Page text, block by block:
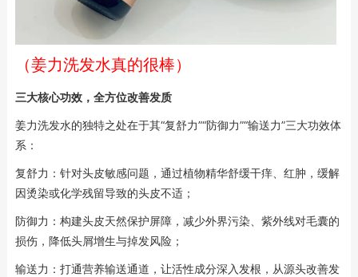
（姜力洗发水真的很棒）
三大核心功效，全方位改善发质
姜力洗发水的独特之处在于其“复舒力”“防御力”“输送力”三大功效体
系：
复舒力：针对头皮敏感问题，通过植物精华舒缓干痒、红肿，缓解
因烫染或化学残留导致的头皮不适；
防御力：构建头皮天然保护屏障，减少外界污染、紫外线对毛囊的
损伤，降低头屑增生与掉发风险；
输送力：打通营养输送通道，让活性成分深入发根，从源头改善发